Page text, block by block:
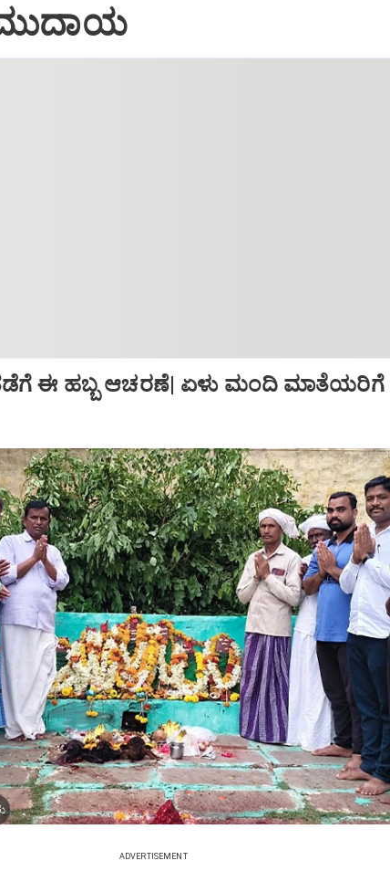
ಈ ಹಬ್ಬ ಆಚರಣೆ| ಏಳು ಮಂದಿ ಮಾತೆಯರಿಗೆ
ADVERTISEMENT